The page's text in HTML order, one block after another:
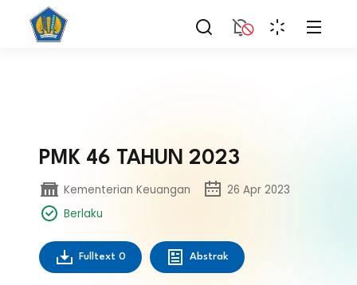
PMK 46 TAHUN 2023
Kementerian Keuangan
26 Apr 2023
Berlaku
Fulltext 0 Abstrak